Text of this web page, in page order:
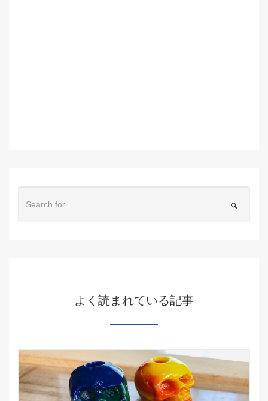
よく読まれている記事